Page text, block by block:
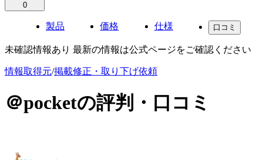
0
製品 価格 仕様 口コミ
未確認情報あり 最新の情報は公式ページをご確認ください
情報取得元/掲載修正・取り下げ依頼
＠pocketの評判・口コミ